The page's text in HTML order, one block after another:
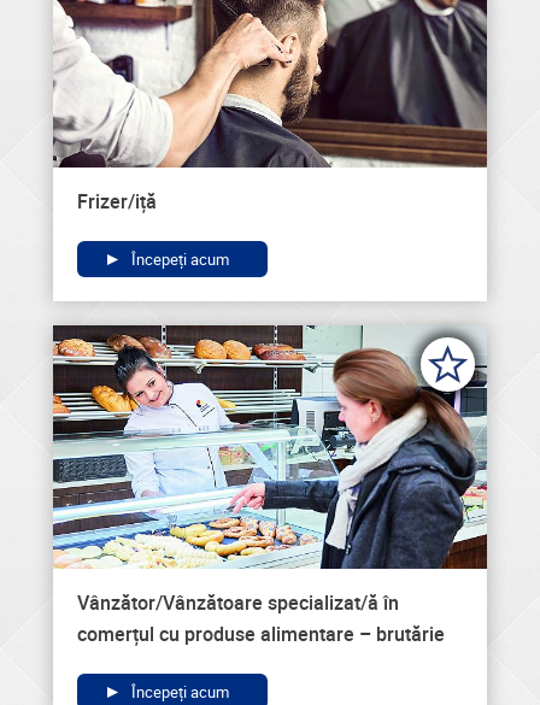
Frizer/iță
Începeți acum
Vânzător/Vânzătoare specializat/ă în
comerțul cu produse alimentare – brutărie
Începeți acum